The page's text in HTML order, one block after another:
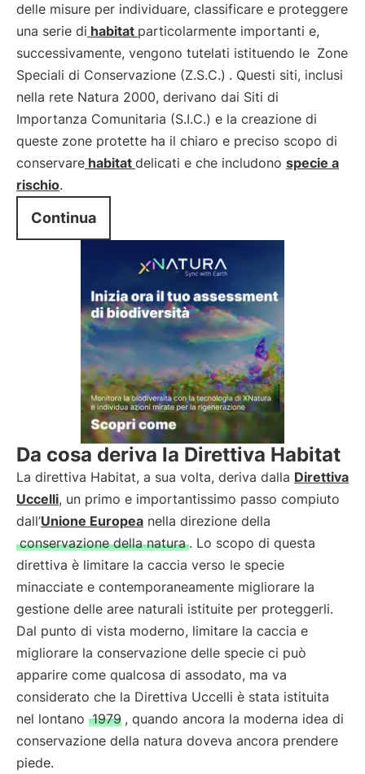
delle misure per individuare, classificare e proteggere
una serie di habitat particolarmente importanti e,
successivamente, vengono tutelati istituendo le Zone
Speciali di Conservazione (Z.S.C.) . Questi siti, inclusi
nella rete Natura 2000, derivano dai Siti di
Importanza Comunitaria (S.I.C.) e la creazione di
queste zone protette ha il chiaro e preciso scopo di
conservare habitat delicati e che includono specie a
rischio.
Continua
Da cosa deriva la Direttiva Habitat
La direttiva Habitat, a sua volta, deriva dalla Direttiva
Uccelli, un primo e importantissimo passo compiuto
dall’Unione Europea nella direzione della
conservazione della natura . Lo scopo di questa
direttiva è limitare la caccia verso le specie
minacciate e contemporaneamente migliorare la
gestione delle aree naturali istituite per proteggerli.
Dal punto di vista moderno, limitare la caccia e
migliorare la conservazione delle specie ci può
apparire come qualcosa di assodato, ma va
considerato che la Direttiva Uccelli è stata istituita
nel lontano 1979 , quando ancora la moderna idea di
conservazione della natura doveva ancora prendere
piede.